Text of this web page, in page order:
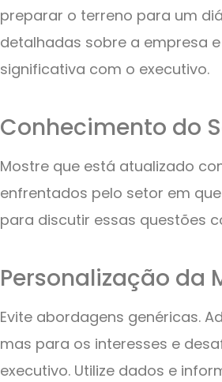
preparar o terreno para um
detalhadas sobre a empresa
significativa com o executivo.
Conhecimento do
Mostre que está atualizado
enfrentados pelo setor em
para discutir essas questões
Personalização da
Evite abordagens genéricas.
mas para os interesses e
executivo. Utilize dados e